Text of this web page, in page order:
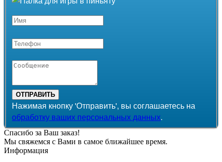
ОТПРАВИТЬ
Нажимая кнопку 'Отправить', вы соглашаетесь на
обработку ваших персональных данных.
Спасибо за Ваш заказ!
Мы свяжемся с Вами в самое ближайшее время.
Информация